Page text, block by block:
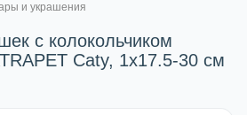
и украшения
с колокольчиком
Caty, 1х17.5-30 см